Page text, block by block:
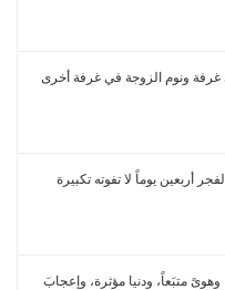
غرفة ونوم الزوجة في غرفة أخرى
يوماً لا تفوته تكبيرة
متبَعاً، ودنيا مؤثرة، وإعجابَ